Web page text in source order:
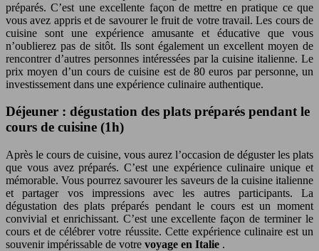
préparés. C’est une excellente façon de mettre en pratique ce que
vous avez appris et de savourer le fruit de votre travail. Les cours de
cuisine sont une expérience amusante et éducative que vous
n’oublierez pas de sitôt. Ils sont également un excellent moyen de
rencontrer d’autres personnes intéressées par la cuisine italienne. Le
prix moyen d’un cours de cuisine est de 80 euros par personne, un
investissement dans une expérience culinaire authentique.
Déjeuner : dégustation des plats préparés pendant le
cours de cuisine (1h)
Après le cours de cuisine, vous aurez l’occasion de déguster les plats
que vous avez préparés. C’est une expérience culinaire unique et
mémorable. Vous pourrez savourer les saveurs de la cuisine italienne
et partager vos impressions avec les autres participants. La
dégustation des plats préparés pendant le cours est un moment
convivial et enrichissant. C’est une excellente façon de terminer le
cours et de célébrer votre réussite. Cette expérience culinaire est un
souvenir impérissable de votre voyage en Italie .